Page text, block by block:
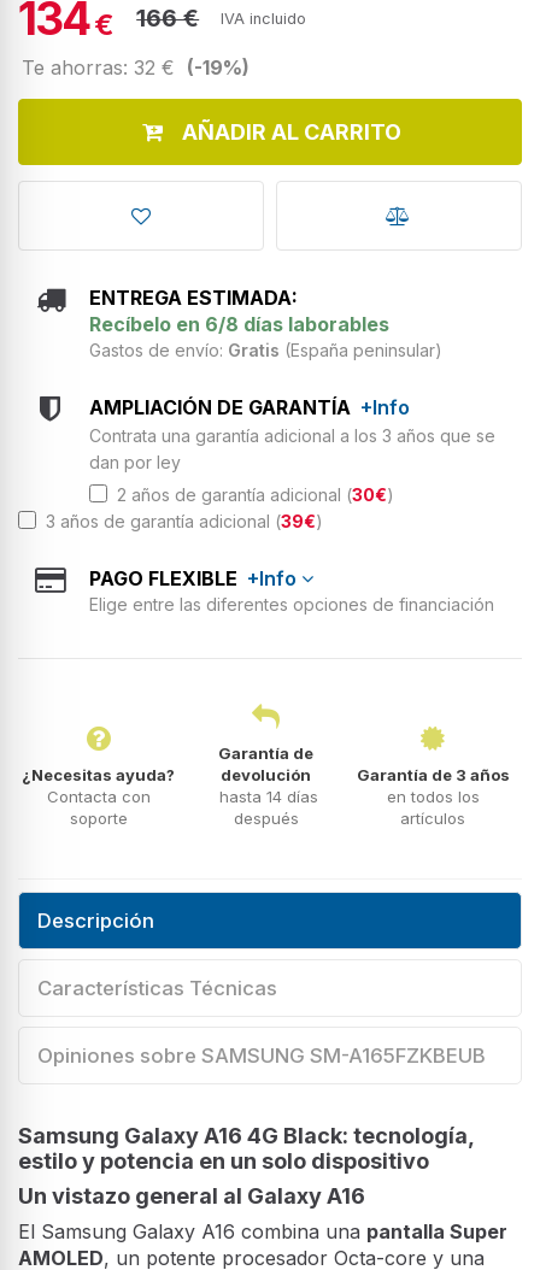
134€ 166 € IVA incluido
Te ahorras: 32 € (-19%)
AÑADIR AL CARRITO
ENTREGA ESTIMADA:
Recíbelo en 6/8 días laborables
Gastos de envío: Gratis (España peninsular)
AMPLIACIÓN DE GARANTÍA +Info
Contrata una garantía adicional a los 3 años que se
dan por ley
2 años de garantía adicional (30€)
3 años de garantía adicional (39€)
PAGO FLEXIBLE +Info
Elige entre las diferentes opciones de financiación
¿Necesitas ayuda?
Contacta con
soporte
Garantía de
devolución
hasta 14 días
después
Garantía de 3 años
en todos los
artículos
Descripción
Características Técnicas
Opiniones sobre SAMSUNG SM-A165FZKBEUB
Samsung Galaxy A16 4G Black: tecnología,
estilo y potencia en un solo dispositivo
Un vistazo general al Galaxy A16